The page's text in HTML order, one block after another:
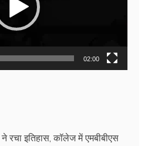
02:00
रचा इतिहास, कॉलेज में एमबीबीएस